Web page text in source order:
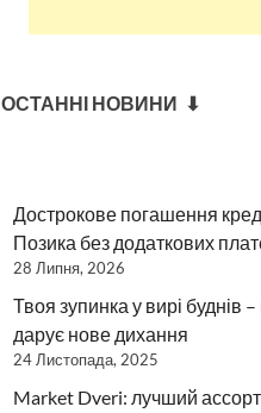
ОСТАННІ НОВИНИ ⬇
Дострокове погашення
Позика без додаткових
28 Липня, 2026
Твоя зупинка у вирі буднів
дарує нове дихання
24 Листопада, 2025
Market Dveri: лучший